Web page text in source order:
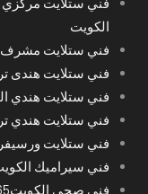
الكويت
فني ستلايت
فني ستلايت هندى
فني ستلايت هندي
فني ستلايت هندي
فني ستلايت
فني سيراميك
فني صحي الكويت55850065